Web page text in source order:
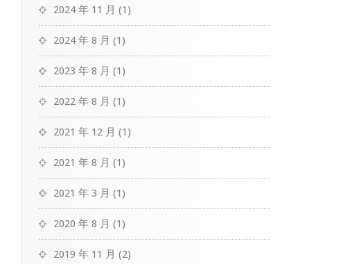
2024 年 11 月 (1)
2024 年 8 月 (1)
2023 年 8 月 (1)
2022 年 8 月 (1)
2021 年 12 月 (1)
2021 年 8 月 (1)
2021 年 3 月 (1)
2020 年 8 月 (1)
2019 年 11 月 (2)